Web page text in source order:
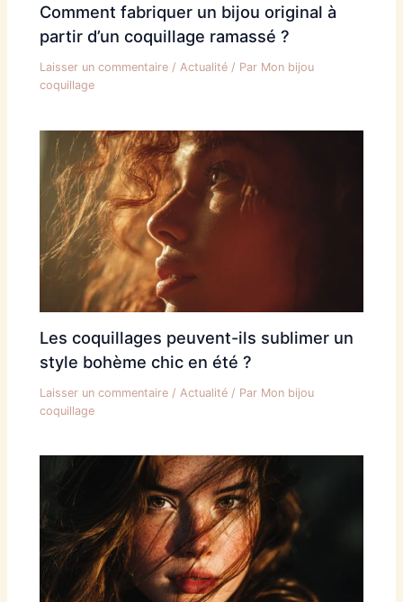
Comment fabriquer un bijou original à
partir d’un coquillage ramassé ?
Laisser un commentaire /Actualité / Par Mon bijou
coquillage
Les coquillages peuvent-ils sublimer un
style bohème chic en été ?
Laisser un commentaire / Actualité / Par Mon bijou
coquillage